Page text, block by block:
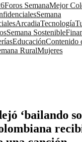
Foros SemanaMejor
Semana
ArcadiaTecnología
Semana Sostenible
EducaciónContenido
RuralMujeres
‘bailando